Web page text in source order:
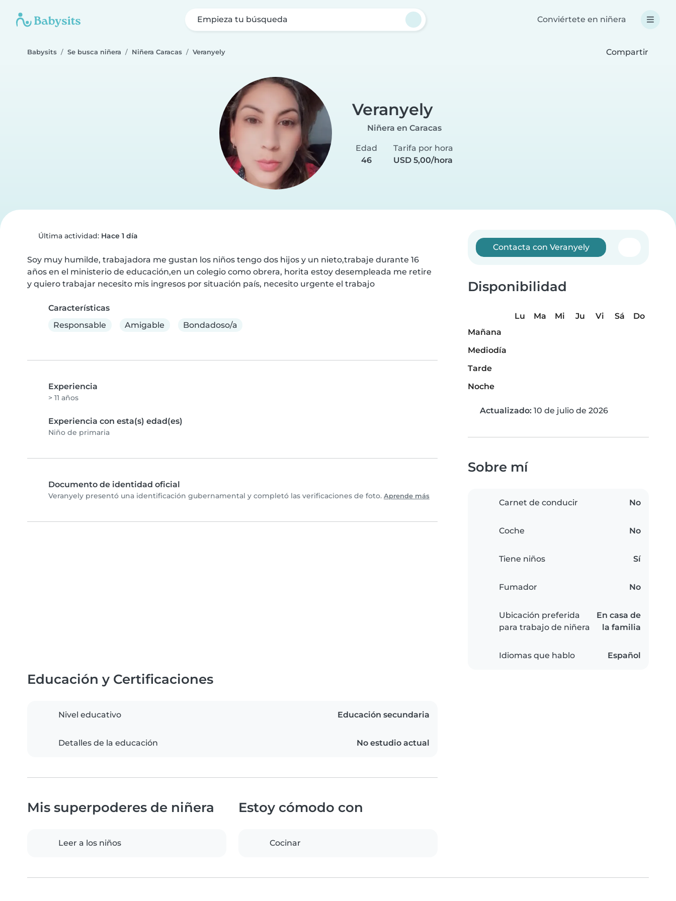
Empieza tu búsqueda Conviértete en niñera
Babysits Se busca niñera Niñera Caracas Veranyely Compartir
Veranyely
Niñera en Caracas
Edad
46
Tarifa por hora
USD 5,00/hora
Última actividad: Hace 1 día
Soy muy humilde, trabajadora me gustan los niños tengo dos hijos y un nieto,trabaje durante 16
años en el ministerio de educación,en un colegio como obrera, horita estoy desempleada me retire
y quiero trabajar necesito mis ingresos por situación país, necesito urgente el trabajo
Características
Responsable
Amigable Bondadoso/a
Experiencia
> 11 años
Experiencia con esta(s) edad(es)
Niño de primaria
Documento de identidad oficial
Veranyely presentó una identificación gubernamental y completó las verificaciones de foto. Aprende más
Contacta con Veranyely
Disponibilidad
Lu Ma Mi Ju Vi Sá
Do
Mañana
Mediodía
Tarde
Noche
Actualizado: 10 de julio de 2026
Sobre mí
Carnet de conducir No
Coche No
Tiene niños Sí
Fumador No
Ubicación preferida
para trabajo de niñera
En casa de
la familia
Idiomas que hablo Español
Educación y Certificaciones
Nivel educativo Educación secundaria
Detalles de la educación No estudio actual
Mis superpoderes de niñera
Leer a los niños
Estoy cómodo con
Cocinar